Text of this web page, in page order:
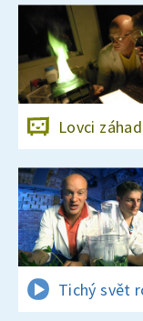
Lovci záhad
Tichý svět